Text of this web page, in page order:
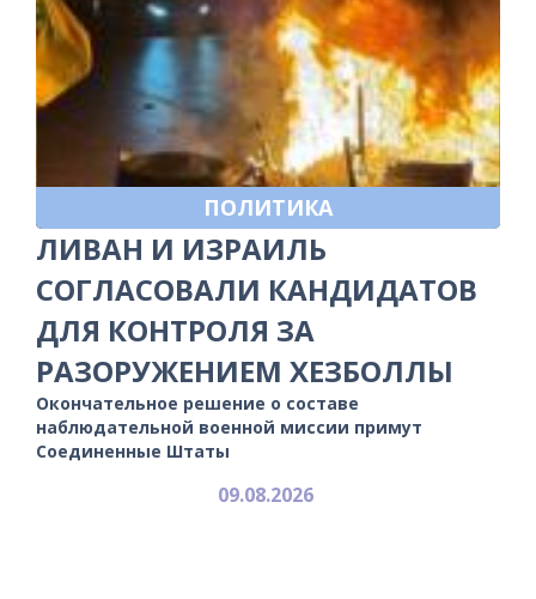
ПОЛИТИКА
ЛИВАН И ИЗРАИЛЬ
СОГЛАСОВАЛИ КАНДИДАТОВ
ДЛЯ КОНТРОЛЯ ЗА
РАЗОРУЖЕНИЕМ ХЕЗБОЛЛЫ
Окончательное решение о составе
наблюдательной военной миссии примут
Соединенные Штаты
09.08.2026